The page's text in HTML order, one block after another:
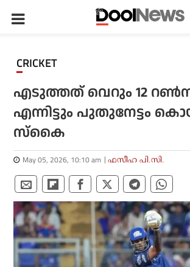
CRICKET
എടുത്തത് വെറും 12
എന്നിട്ടും പുതുനേട്ടം
സ്‌കൈ
May 05, 2026, 10:10 am ഫസീഹ പി.സി.